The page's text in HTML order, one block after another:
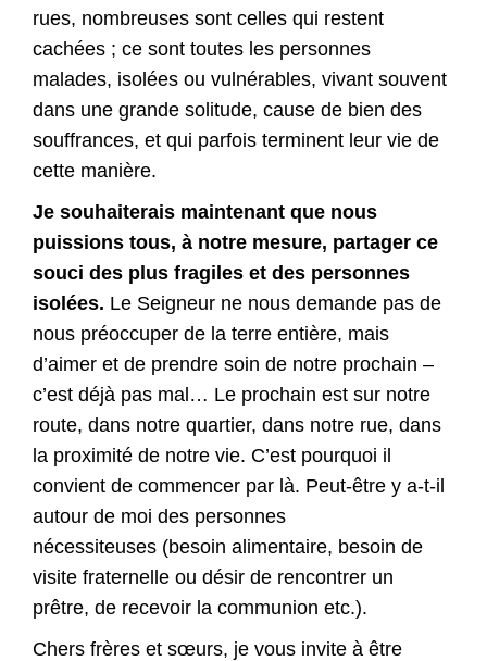
rues, nombreuses sont celles qui restent
cachées ; ce sont toutes les personnes
malades, isolées ou vulnérables, vivant souvent
dans une grande solitude, cause de bien des
souffrances, et qui parfois terminent leur vie de
cette manière.
Je souhaiterais maintenant que nous
puissions tous, à notre mesure, partager ce
souci des plus fragiles et des personnes
isolées. Le Seigneur ne nous demande pas de
nous préoccuper de la terre entière, mais
d’aimer et de prendre soin de notre prochain –
c’est déjà pas mal… Le prochain est sur notre
route, dans notre quartier, dans notre rue, dans
la proximité de notre vie. C’est pourquoi il
convient de commencer par là. Peut-être y a-t-il
autour de moi des personnes
nécessiteuses (besoin alimentaire, besoin de
visite fraternelle ou désir de rencontrer un
prêtre, de recevoir la communion etc.).
Chers frères et sœurs, je vous invite à être